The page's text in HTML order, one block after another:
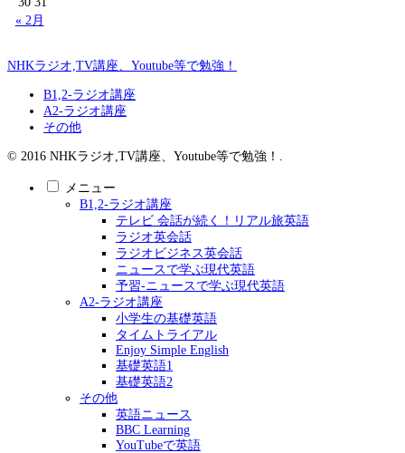
« 2月
NHKラジオ,TV講座、Youtube等で勉強！
B1,2-ラジオ講座
A2-ラジオ講座
その他
© 2016 NHKラジオ,TV講座、Youtube等で勉強！.
メニュー
B1,2-ラジオ講座
テレビ 会話が続く！リアル旅英語
ラジオ英会話
ラジオビジネス英会話
ニュースで学ぶ現代英語
予習-ニュースで学ぶ現代英語
A2-ラジオ講座
小学生の基礎英語
タイムトライアル
Enjoy Simple English
基礎英語1
基礎英語2
その他
英語ニュース
BBC Learning
YouTubeで英語